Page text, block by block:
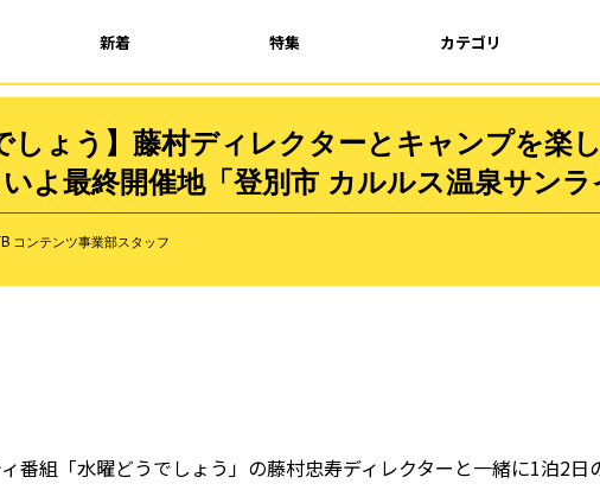
新着 特集 カテゴリ
しょう】藤村ディレクターとキャンプを楽
よ最終開催地「登別市 カルルス温泉サンラ
コンテンツ事業部スタッフ
番組「水曜どうでしょう」の藤村忠寿ディレクターと一緒に1泊2